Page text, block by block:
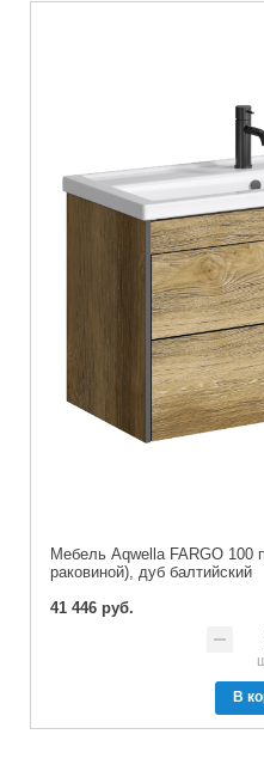
Мебель Aqwella FARGO 100
раковиной), дуб балтийский
41 446 руб.
В